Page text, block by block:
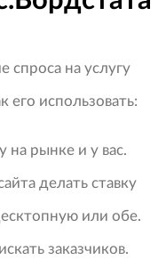
спроса на услугу
его использовать:
на рынке и у вас.
делать ставку
или обе.
заказчиков.